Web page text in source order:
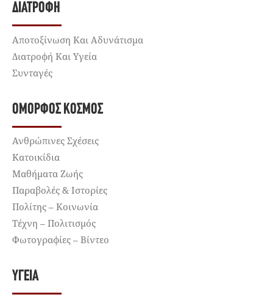
ΔΙΑΤΡΟΦΉ
Αποτοξίνωση Και Αδυνάτισμα
Διατροφή Και Υγεία
Συνταγές
ΌΜΟΡΦΟΣ ΚΌΣΜΟΣ
Ανθρώπινες Σχέσεις
Κατοικίδια
Μαθήματα Ζωής
Παραβολές & Ιστορίες
Πολίτης – Κοινωνία
Τέχνη – Πολιτισμός
Φωτογραφίες – Βίντεο
ΥΓΕΊΑ